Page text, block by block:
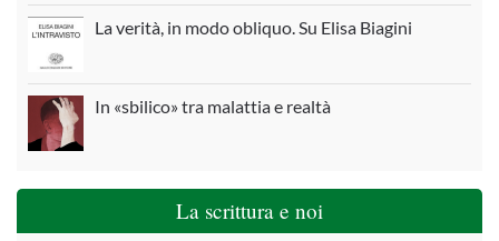
La verità, in modo obliquo. Su Elisa Biagini
In «sbilico» tra malattia e realtà
La scrittura e noi